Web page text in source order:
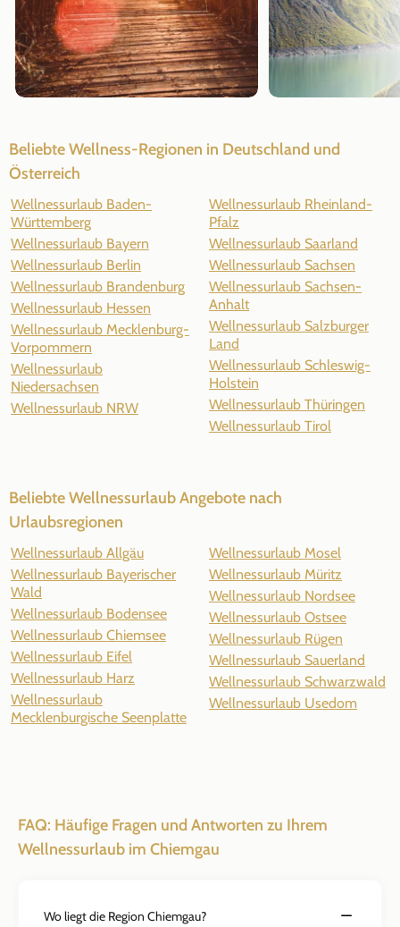
Beliebte Wellness-Regionen in Deutschland und
Österreich
Wellnessurlaub Baden-
Württemberg
Wellnessurlaub Bayern
Wellnessurlaub Berlin
Wellnessurlaub Brandenburg
Wellnessurlaub Hessen
Wellnessurlaub Mecklenburg-
Vorpommern
Wellnessurlaub
Niedersachsen
Wellnessurlaub NRW
Wellnessurlaub Rheinland-
Pfalz
Wellnessurlaub Saarland
Wellnessurlaub Sachsen
Wellnessurlaub Sachsen-
Anhalt
Wellnessurlaub Salzburger
Land
Wellnessurlaub Schleswig-
Holstein
Wellnessurlaub Thüringen
Wellnessurlaub Tirol
Beliebte Wellnessurlaub Angebote nach
Urlaubsregionen
Wellnessurlaub Allgäu
Wellnessurlaub Bayerischer
Wald
Wellnessurlaub Bodensee
Wellnessurlaub Chiemsee
Wellnessurlaub Eifel
Wellnessurlaub Harz
Wellnessurlaub
Mecklenburgische Seenplatte
Wellnessurlaub Mosel
Wellnessurlaub Müritz
Wellnessurlaub Nordsee
Wellnessurlaub Ostsee
Wellnessurlaub Rügen
Wellnessurlaub Sauerland
Wellnessurlaub Schwarzwald
Wellnessurlaub Usedom
FAQ: Häufige Fragen und Antworten zu Ihrem
Wellnessurlaub im Chiemgau
Wo liegt die Region Chiemgau?